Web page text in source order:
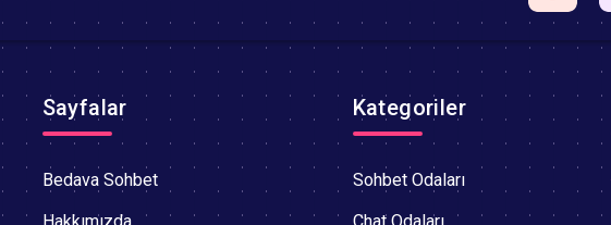
Sayfalar
Bedava Sohbet
Kategoriler
Sohbet Odaları